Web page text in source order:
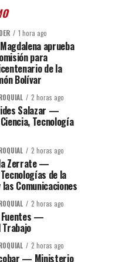
1 hora ago
aprueba
para
de la
Bolívar
2 horas ago
Salazar —
Tecnología
2 horas ago
Zerrate —
de la
Comunicaciones
2 horas ago
Fuentes —
2 horas ago
— Ministerio